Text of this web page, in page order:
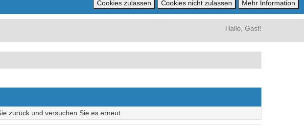
Hallo, Gast!
zurück und versuchen Sie es erneut.